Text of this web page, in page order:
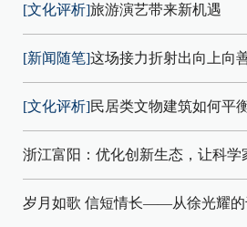
[文化评析]旅游演艺带来新机遇
[新闻随笔]这场接力折射出向上向
[文化评析]民居类文物建筑如何平
浙江富阳：优化创新生态，让科学
岁月如歌 信短情长——从徐光耀的